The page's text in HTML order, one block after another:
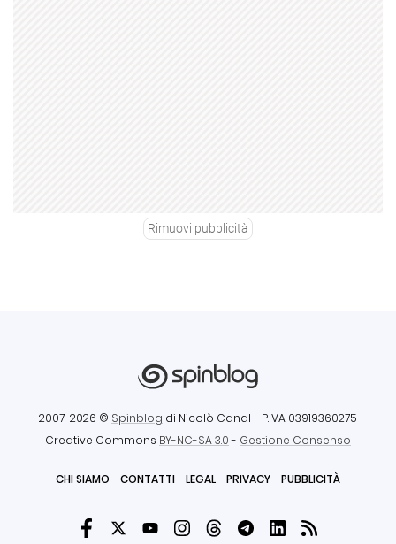
Rimuovi pubblicità
2007-2026 © Spinblog di Nicolò Canal - P.IVA 03919360275
Creative Commons BY-NC-SA 3.0- Gestione Consenso
CHI SIAMO CONTATTI LEGAL PRIVACY PUBBLICITÀ